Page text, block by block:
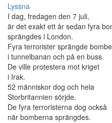
Lyssna
I dag, fredagen den 7 juli,
är det exakt ett år sedan fyra
sprängdes i London.
Fyra terrorister sprängde
i tunnelbanan och på en buss.
De ville protestera mot kriget
i Irak.
52 människor dog och hela
Storbritannien sörjde.
De fyra terroristerna dog också
när bomberna sprängdes.